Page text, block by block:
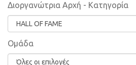
Διοργανώτρια Αρχή - Κατηγορία
Ομάδα